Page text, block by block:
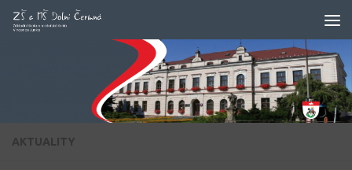
Skip to content
AKTUALITY